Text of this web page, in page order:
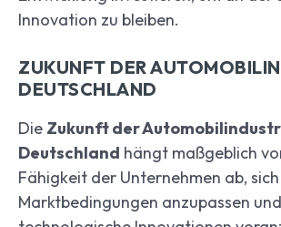
Innovation zu bleiben.
ZUKUNFT DER
DEUTSCHLAND
Die Zukunft der
Deutschland hängt maßgeblich
Fähigkeit der Unternehmen ab,
Marktbedingungen anzupassen und